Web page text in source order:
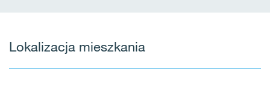
Lokalizacja mieszkania